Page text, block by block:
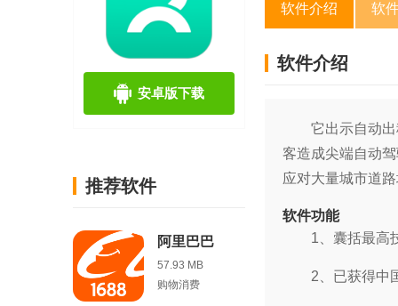
安卓版下载
推荐软件
阿里巴巴
57.93 MB
购物消费
软件介绍 软
软件介绍
它出示自动
客造成尖端自动
应对大量城市道
软件功能
1、囊括最高
2、已获得中